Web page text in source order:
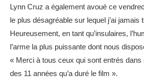
Lynn Cruz a également avoué ce
le plus désagréable sur lequel j’ai jamais
Heureusement, en tant qu’insulaires,
l’arme la plus puissante dont nous
« Merci à tous ceux qui sont entrés
des 11 années qu’a duré le film ».